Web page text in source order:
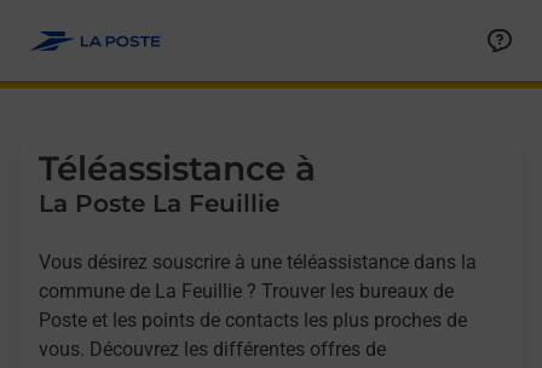
Téléassistance à
La Poste La Feuillie
Vous désirez souscrire à une téléassistance dans la
commune de La Feuillie ? Trouver les bureaux de
Poste et les points de contacts les plus proches de
vous. Découvrez les différentes offres de